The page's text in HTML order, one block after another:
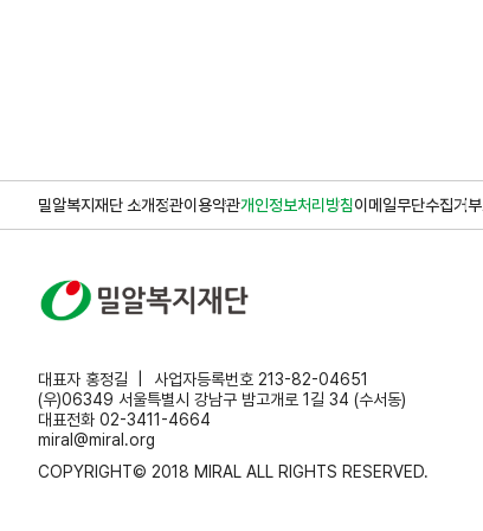
밀알복지재단 소개정관이용약관개인정보처리방침이메일무단수집거부
대표자 홍정길
사업자등록번호 213-82-04651
(우)06349 서울특별시 강남구 밤고개로 1길 34 (수서동)
대표전화 02-3411-4664
miral@miral.org
COPYRIGHT© 2018 MIRAL ALL RIGHTS RESERVED.